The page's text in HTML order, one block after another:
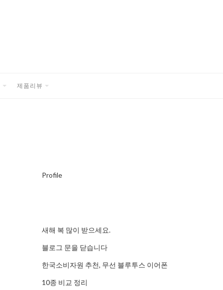
제품리뷰
Profile
새해 복 많이 받으세요.
블로그 문을 닫습니다
한국소비자원 추천, 무선 블루투스 이어폰
10종 비교 정리